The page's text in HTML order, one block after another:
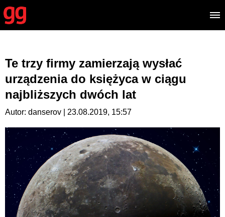
Te trzy firmy zamierzają wysłać
urządzenia do księżyca w ciągu
najbliższych dwóch lat
Autor: danserov | 23.08.2019, 15:57